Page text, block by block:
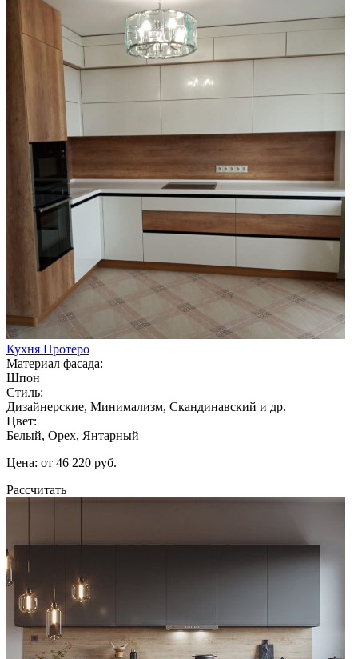
Кухня Протеро
Материал фасада:
Шпон
Стиль:
Дизайнерские, Минимализм, Скандинавский и др.
Цвет:
Белый, Орех, Янтарный
Цена: от 46 220 руб.
Рассчитать